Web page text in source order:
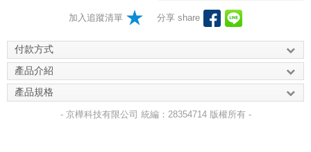
加入追蹤清單 分享 share
付款方式
產品介紹
產品規格
- 京樺科技有限公司 統編：28354714 版權所有 -